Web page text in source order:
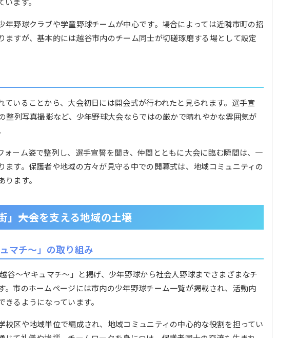
年野球クラブや学童野球チームが中心です。場合によっては近隣市町の招
ますが、基本的には越谷市内のチーム同士が切磋琢磨する場として設定
ていることから、大会初日には開会式が行われたと見られます。選手宣
整列写真撮影など、少年野球大会ならではの厳かで晴れやかな雰囲気が
ォーム姿で整列し、選手宣誓を聞き、仲間とともに大会に臨む瞬間は、一
ます。保護者や地域の方々が見守る中での開幕式は、地域コミュニティの
ます。
――大会を支える地域の土壌
マチ〜」の取り組み
谷〜ヤキュマチ〜」と掲げ、少年野球から社会人野球までさまざまなチ
。市のホームページには市内の少年野球チーム一覧が掲載され、活動内
るようになっています。
校区や地域単位で編成され、地域コミュニティの中心的な役割を担ってい